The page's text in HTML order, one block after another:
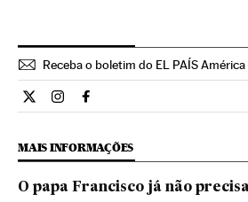
Receba o boletim do EL PAÍS América
Opiniao El País Brasil en Twitter
Opiniao El País Brasil en
Opiniao El País Brasil en
MAIS INFORMAÇÕES
O papa Francisco já não